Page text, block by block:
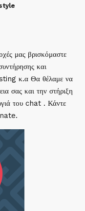
μας βρισκόμαστε
και
κ.α Θα θέλαμε να
σας και την στήριξη
του chat . Κάντε